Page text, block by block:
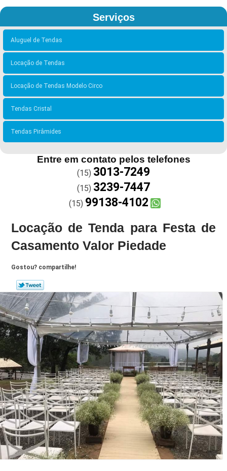
Serviços
Aluguel de Tendas
Locação de Tendas
Locação de Tendas Modelo Circo
Tendas Cristal
Tendas Pirâmides
Entre em contato pelos telefones
(15) 3013-7249
(15) 3239-7447
(15) 99138-4102
Locação de Tenda para Festa de
Casamento Valor Piedade
Gostou? compartilhe!